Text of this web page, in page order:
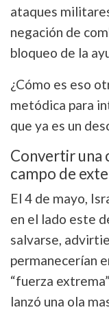
ataques
negación de
bloqueo de la
¿Cómo es eso
metódica para
que ya es un
Convertir una
campo de
El 4 de mayo,
en el lado este
salvarse,
permanecerían
“fuerza
lanzó una ola